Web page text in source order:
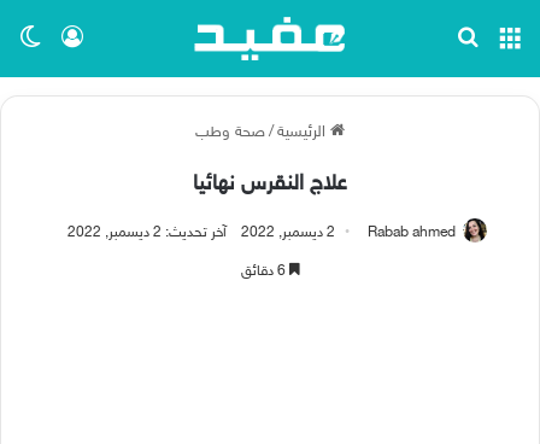
تسجيل القائمة
الرئيسية/صحة وطب
علاج النقرس نهائيا
Rabab ahmed 2 ديسمبر, 2022 آخر تحديث: 2 ديسمبر, 2022
6 دقائق